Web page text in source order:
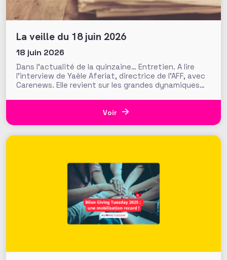
La veille du 18 juin 2026
18 juin 2026
Dans l’actualité de la quinzaine… Entretien. A lire
l’interview de Yaële Aferiat, directrice de l’AFF, avec
Carenews. Elle revient sur les grandes dynamiques
financements publics, innovation et IA, santé
mentale des fundraisers… Transnational. Le réseau
Voir